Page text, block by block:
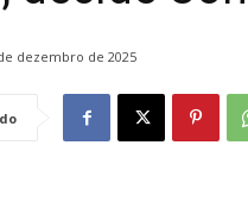
dezembro de 2025